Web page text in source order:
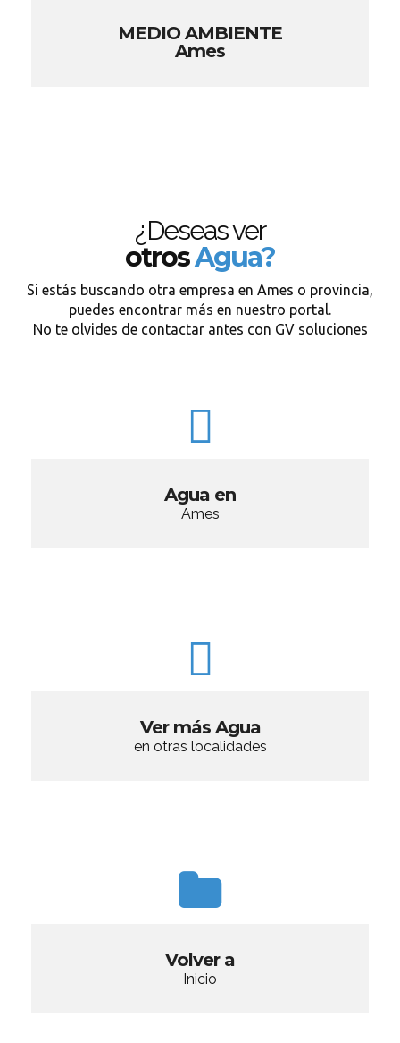
MEDIO AMBIENTE
Ames
¿Deseas ver
otrosAgua?
Si estás buscando otra empresa en Ames o provincia,
puedes encontrar más en nuestro portal.
No te olvides de contactar antes con GV soluciones
Agua en
Ames
Ver más Agua
en otras localidades
Volver a
Inicio